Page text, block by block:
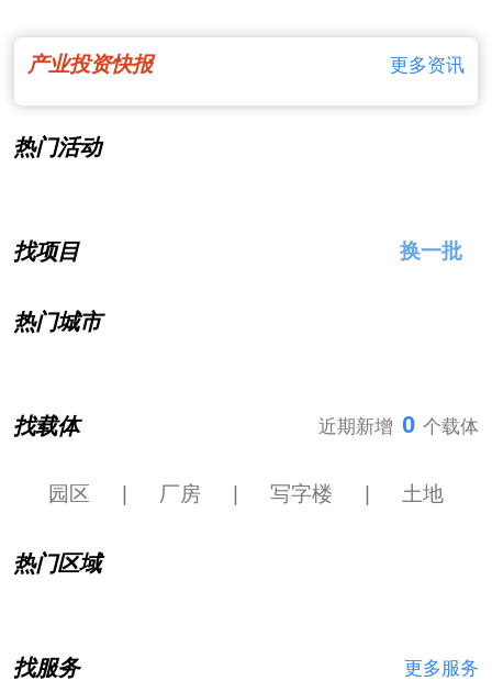
产业投资快报 更多资讯
热门活动
找项目 换一批
热门城市
找载体 近期新增 0 个载体
园区 厂房 写字楼 土地
热门区域
找服务 更多服务